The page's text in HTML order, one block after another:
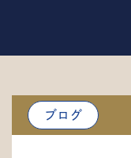
ブログ